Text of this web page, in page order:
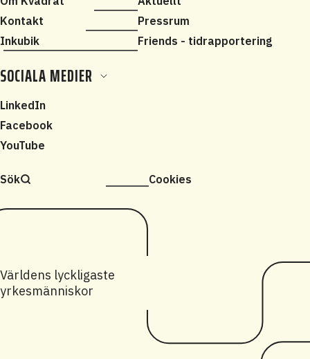
Kontakt
Pressrum
Inkubik
Friends - tidrapportering
SOCIALA MEDIER
LinkedIn
Facebook
YouTube
Sök Cookies
Världens lyckligaste
yrkesmänniskor